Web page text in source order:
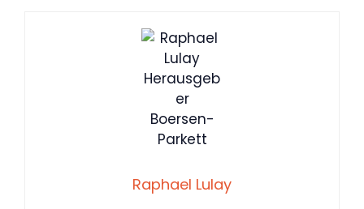
Raphael Lulay